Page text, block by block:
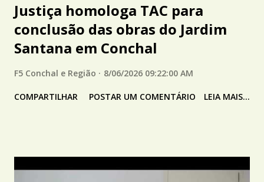
Justiça homologa TAC para
conclusão das obras do Jardim
Santana em Conchal
F5 Conchal e Região 8/06/2026 09:22:00 AM
COMPARTILHAR POSTAR UM COMENTÁRIO LEIA MAIS...